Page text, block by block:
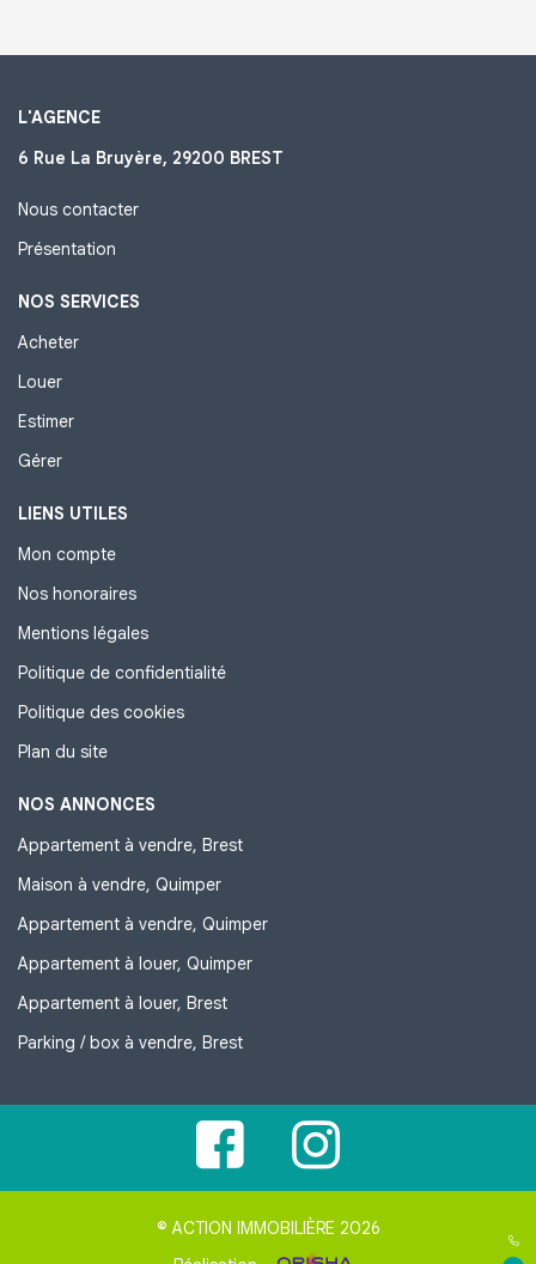
L'AGENCE
6 Rue La Bruyère, 29200 BREST
Nous contacter
Présentation
NOS SERVICES
Acheter
Louer
Estimer
Gérer
LIENS UTILES
Mon compte
Nos honoraires
Mentions légales
Politique de confidentialité
Politique des cookies
Plan du site
NOS ANNONCES
Appartement à vendre, Brest
Maison à vendre, Quimper
Appartement à vendre, Quimper
Appartement à louer, Quimper
Appartement à louer, Brest
Parking / box à vendre, Brest
© ACTION IMMOBILIÈRE 2026